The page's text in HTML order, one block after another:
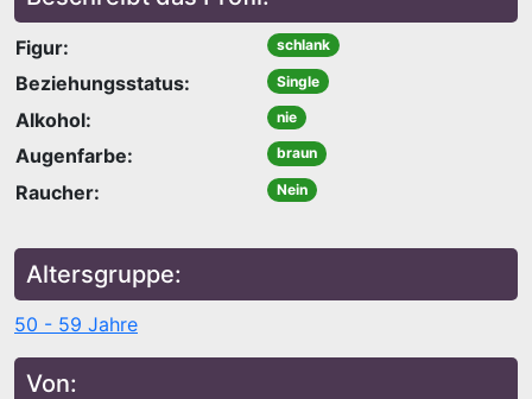
Figur: schlank
Beziehungsstatus: Single
Alkohol: nie
Augenfarbe: braun
Raucher: Nein
Altersgruppe:
50 - 59 Jahre
Von: